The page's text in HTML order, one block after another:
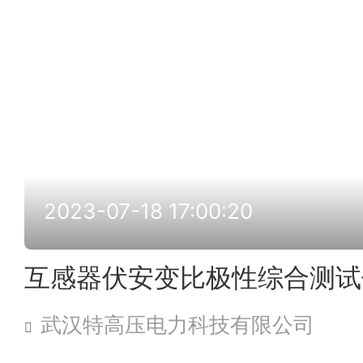
2023-07-18 17:00:20
互感器伏安变比极性综合测
武汉特高压电力科技有限公司